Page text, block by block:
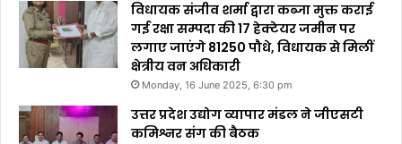
विधायक संजीव शर्मा द्वारा कब्जा मुक्त कराई
गई रक्षा सम्पदा की 17 हेक्टेयर जमीन पर
लगाए जाएंगे 81250 पौधे, विधायक से मिलीं
क्षेत्रीय वन अधिकारी
Monday, 16 June 2025, 6:30 pm
उत्तर प्रदेश उद्योग व्यापार मंडल ने जीएसटी
कमिश्नर संग की बैठक